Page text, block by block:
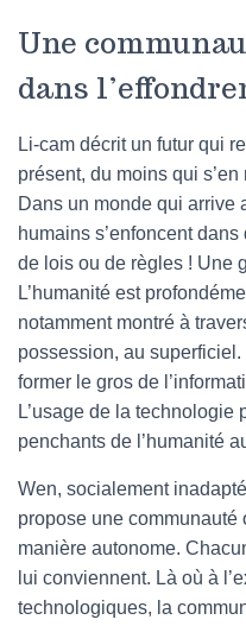
Une
dans
Li-cam décrit un futur qui
présent, du moins qui
Dans un monde qui arrive
humains s’enfoncent
de lois ou de règles ! Une
L’humanité est
notamment montré à
possession, au
former le gros de
L’usage de la technologie
penchants de l’humanité
Wen, socialement
propose une
manière autonome.
lui conviennent. Là où à
technologiques, la